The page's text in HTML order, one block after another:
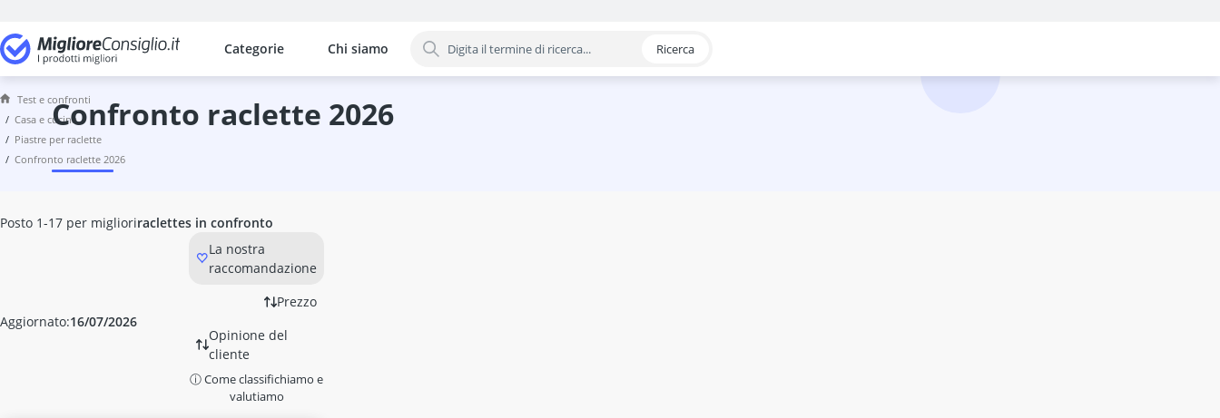
Categorie
I confronti più popolari per categoria
Casa e cucina
Accendigrill elettrico
Accendino ad arco
Acciaino in ceramica
acciarino
acrilico artistico
Adattatore per piano cottura a induzione
Adesivi antiscivolo per doccia
adesivo per finestre
adesivo per mobili
adesivo per piastrelle
Chi siamo Ricerca
Test e confronti
casa e cucina
piastre per raclette
confronto raclette 2026
confronto raclette 2026
Aggiornato:16/07/2026
Posto 1-17 per miglioriraclettes in confronto
La nostra
raccomandazione
Prezzo
Opinione del
cliente
ⓘ Come classifichiamo e
valutiamo